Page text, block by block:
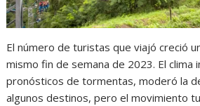
El número de turistas que viajó creció
mismo fin de semana de 2023. El clima
pronósticos de tormentas, moderó la
algunos destinos, pero el movimiento